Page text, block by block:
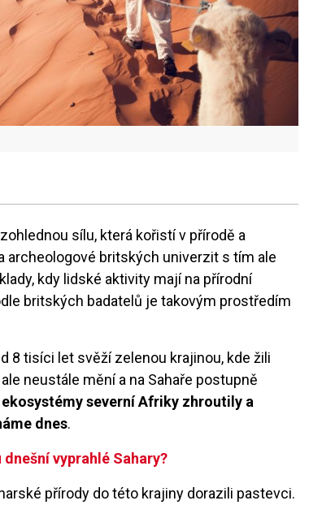
sílu, která kořistí v přírodě a
archeologové britských univerzit s tím ale
kdy lidské aktivity mají na přírodní
britských badatelů je takovým prostředím
8 tisíci let svěží zelenou krajinou, kde žili
neustále mění a na Sahaře postupně
severní Afriky zhroutily a
dnes.
vyprahlé Sahary?
přírody do této krajiny dorazili pastevci.